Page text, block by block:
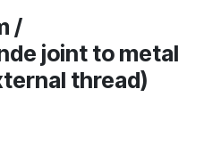
/
joint to metal
thread)